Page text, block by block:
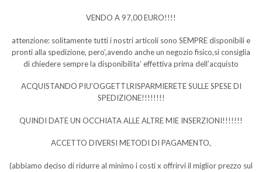
VENDO A 97,00 EURO!!!!
attenzione: solitamente tutti i nostri articoli sono SEMPRE disponibili e
pronti alla spedizione, pero’,avendo anche un negozio fisico,si consiglia
di chiedere sempre la disponibilita’ effettiva prima dell’acquisto
ACQUISTANDO PIU’OGGETTI,RISPARMIERETE SULLE SPESE DI
SPEDIZIONE!!!!!!!!
QUINDI DATE UN OCCHIATA ALLE ALTRE MIE INSERZIONI!!!!!!!
ACCETTO DIVERSI METODI DI PAGAMENTO,
(abbiamo deciso di ridurre al minimo i costi x offrirvi il miglior prezzo sul